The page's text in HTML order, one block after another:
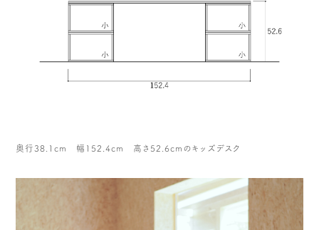
奥行38.1cm 幅152.4cm 高さ52.6cmのキッズデスク